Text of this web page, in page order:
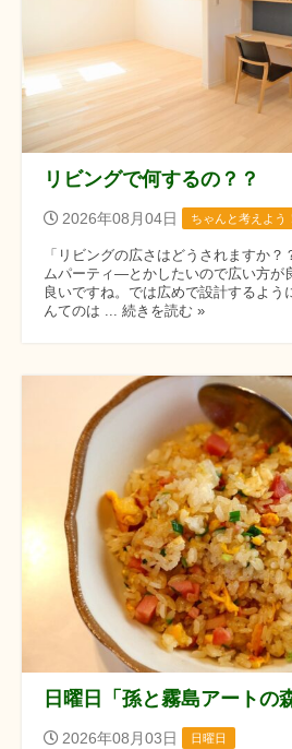
リビングで何するの？？
2026年08月04日 ちゃんと考えよう
「リビングの広さはどうされますか
ムパーティ―とかしたいので広い方が
良いですね。では広めで設計するよう
んてのは ... 続きを読む »
2026年08月03日 日曜日